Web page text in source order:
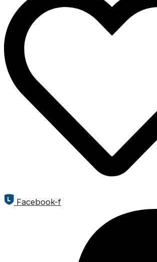
Facebook-f